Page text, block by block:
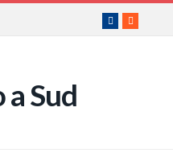
Facebook
RSS